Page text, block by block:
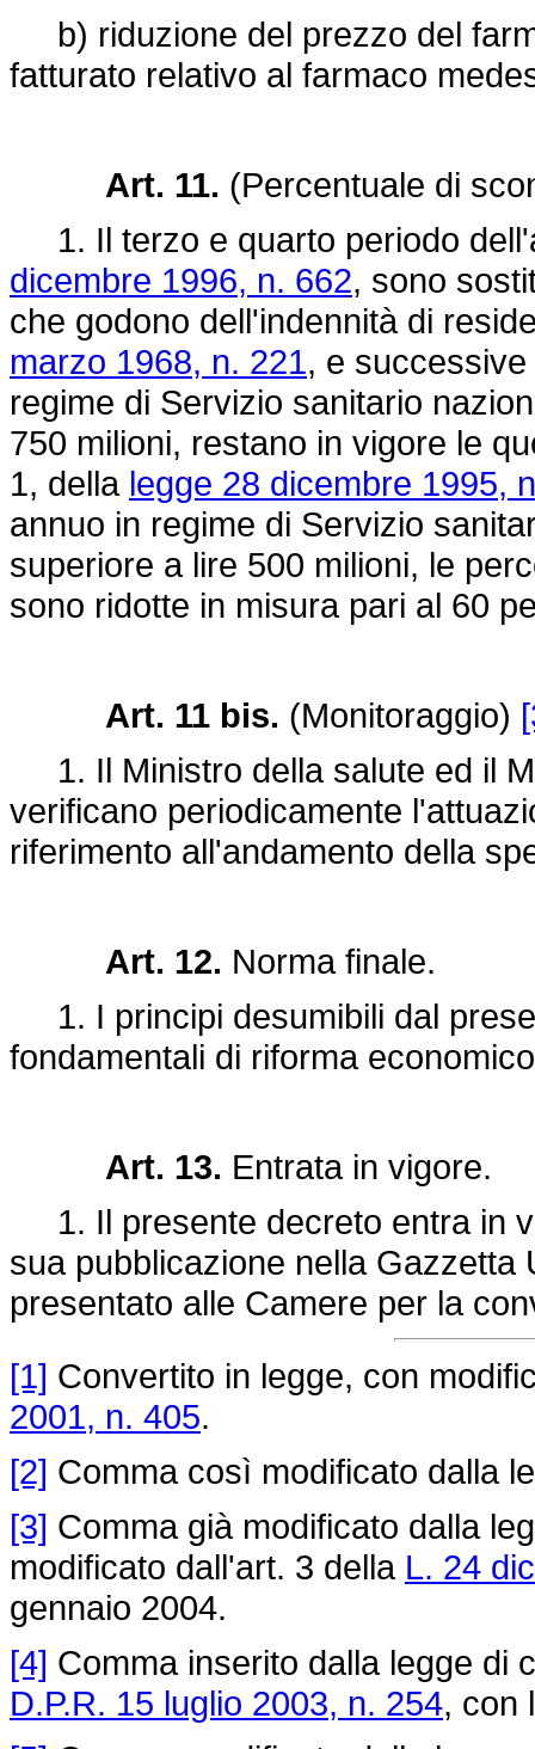
b) riduzione del prezzo del
fatturato relativo al farmaco
Art. 11. (Percentuale di
1. Il terzo e quarto periodo
dicembre 1996, n. 662, sono
che godono dell'indennità di
marzo 1968, n. 221, e
regime di Servizio sanitario
750 milioni, restano in vigore le
1, della legge 28 dicembre 1995,
annuo in regime di Servizio
superiore a lire 500 milioni, le
sono ridotte in misura pari al 60
Art. 11 bis. (Monitoraggio)
1. Il Ministro della salute ed il
verificano periodicamente
riferimento all'andamento della
Art. 12. Norma finale.
1. I principi desumibili dal
fondamentali di riforma
Art. 13. Entrata in vigore.
1. Il presente decreto entra in
sua pubblicazione nella Gazzetta
presentato alle Camere per la
[1] Convertito in legge, con
2001, n. 405.
[2] Comma così modificato dalla
[3] Comma già modificato dalla
modificato dall'art. 3 della L. 24
gennaio 2004.
[4] Comma inserito dalla legge di
D.P.R. 15 luglio 2003, n. 254, con